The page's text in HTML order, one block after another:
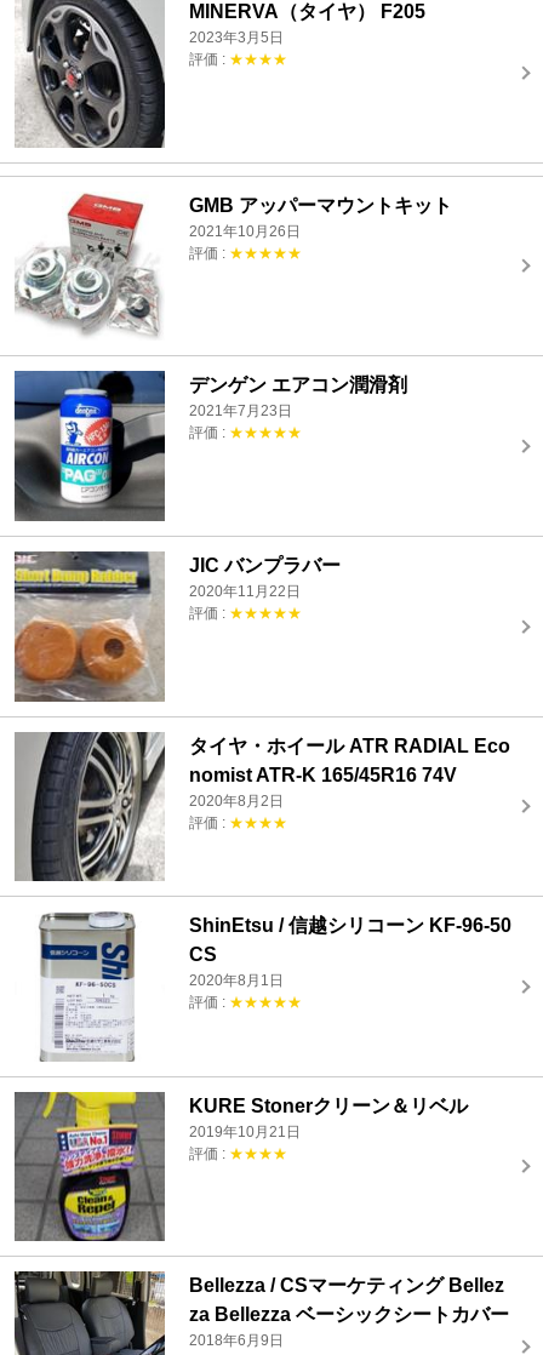
MINERVA（タイヤ） F205
2023年3月5日
評価 : ★★★★
GMB アッパーマウントキット
2021年10月26日
評価 : ★★★★★
デンゲン エアコン潤滑剤
2021年7月23日
評価 : ★★★★★
JIC バンプラバー
2020年11月22日
評価 : ★★★★★
タイヤ・ホイール ATR RADIAL Eco
nomist ATR-K 165/45R16 74V
2020年8月2日
評価 : ★★★★
ShinEtsu / 信越シリコーン KF-96-50
CS
2020年8月1日
評価 : ★★★★★
KURE Stonerクリーン＆リベル
2019年10月21日
評価 : ★★★★
Bellezza / CSマーケティング Bellez
za Bellezza ベーシックシートカバー
2018年6月9日